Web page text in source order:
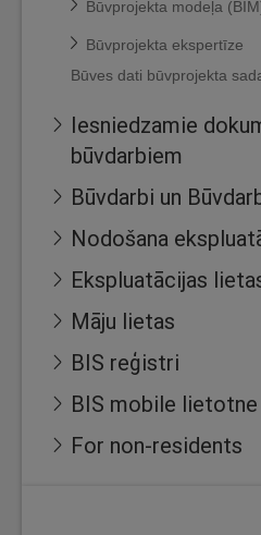
Būvprojekta modeļa
Būvprojekta ekspertīze
Būves dati būvprojekta
Iesniedzamie
būvdarbiem
Būvdarbi un
Nodošana
Ekspluatācijas
Māju lietas
BIS reģistri
BIS mobile lietotne
For non-residents